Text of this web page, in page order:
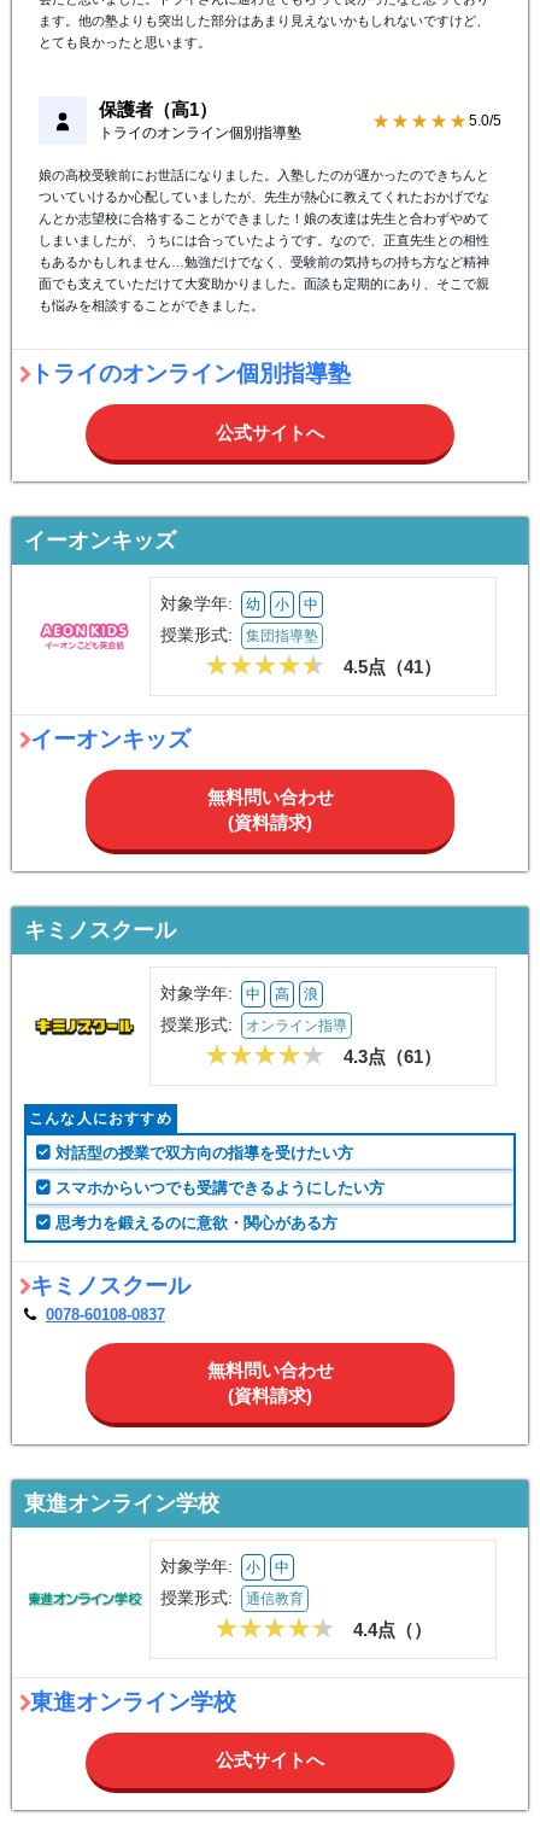
ます。他の塾よりも突出した部分はあまり見えないかもしれないですけど、
とても良かったと思います。
保護者（高1）
トライのオンライン個別指導塾
★★★★★ 5.0/5
娘の高校受験前にお世話になりました。入塾したのが遅かったのできちんと
ついていけるか心配していましたが、先生が熱心に教えてくれたおかげでな
んとか志望校に合格することができました！娘の友達は先生と合わずやめて
しまいましたが、うちには合っていたようです。なので、正直先生との相性
もあるかもしれません…勉強だけでなく、受験前の気持ちの持ち方など精神
面でも支えていただけて大変助かりました。面談も定期的にあり、そこで親
も悩みを相談することができました。
トライのオンライン個別指導塾
公式サイトへ
イーオンキッズ
対象学年: 幼 小 中
授業形式: 集団指導塾
4.5点（41）
イーオンキッズ
無料問い合わせ
(資料請求)
キミノスクール
対象学年: 中 高 浪
授業形式: オンライン指導
4.3点（61）
こんな人におすすめ
対話型の授業で双方向の指導を受けたい方
スマホからいつでも受講できるようにしたい方
思考力を鍛えるのに意欲・関心がある方
キミノスクール
0078-60108-0837
無料問い合わせ
(資料請求)
東進オンライン学校
対象学年: 小 中
授業形式: 通信教育
4.4点（）
東進オンライン学校
公式サイトへ